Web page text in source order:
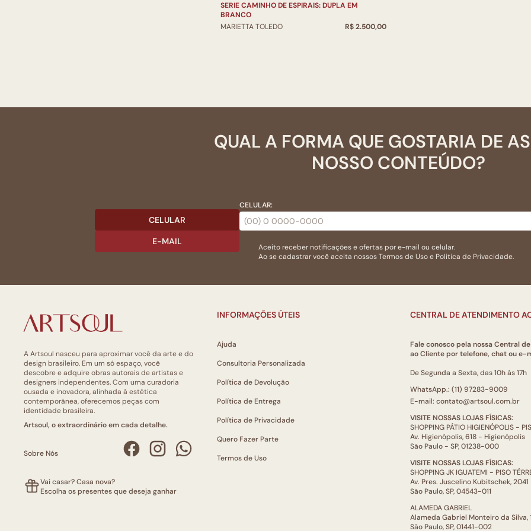
SERIE CAMINHO DE ESPIRAIS: DUPLA EM
BRANCO
MARIETTA TOLEDO
R$ 2.500,00
QUAL A FORMA QUE GOSTARIA DE
NOSSO CONTEÚDO?
CELULAR
E-MAIL
CELULAR:
Aceito receber notificações e ofertas por e-mail ou celular.
Ao se cadastrar você aceita nossosTermos de Usoe Politica de Privacidade.
A Artsoul nasceu para aproximar você da arte e do
design brasileiro. Em um só espaço, você
descobre e adquire obras autorais de artistas e
designers independentes. Com uma curadoria
ousada e inovadora, alinhada à estética
contemporânea, oferecemos peças com
identidade brasileira.
Artsoul, o extraordinário em cada detalhe.
Sobre Nós
Vai casar? Casa nova?
Escolha os presentes que deseja ganhar
INFORMAÇÕES ÚTEIS
Ajuda
Consultoria Personalizada
Política de Devolução
Política de Entrega
Política de Privacidade
Quero Fazer Parte
Termos de Uso
CENTRAL DE ATENDIMENTO
Fale conosco pela nossa Central
ao Cliente por telefone, chat ou e-
De Segunda a Sexta, das 10h às 17h
WhatsApp.: (11) 97283-9009
E-mail: contato@artsoul.com.br
VISITE NOSSAS LOJAS FÍSICAS:
SHOPPING PÁTIO HIGIENÓPOLIS -
Av. Higienópolis, 618 - Higienópolis
São Paulo - SP, 01238-000
VISITE NOSSAS LOJAS FÍSICAS:
SHOPPING JK IGUATEMI - PISO
Av. Pres. Juscelino Kubitschek, 2041
São Paulo, SP, 04543-011
ALAMEDA GABRIEL
Alameda Gabriel Monteiro da Silva,
São Paulo, SP, 01441-002